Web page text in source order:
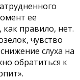
ее
правило, нет.
чувство
слуха на
обратиться к